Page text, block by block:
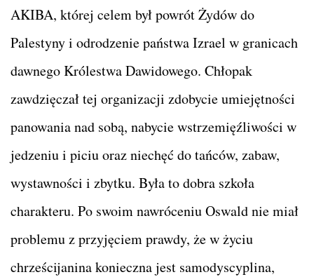
AKIBA, której celem był powrót Żydów do
Palestyny i odrodzenie państwa Izrael w granicach
dawnego Królestwa Dawidowego. Chłopak
zawdzięczał tej organizacji zdobycie umiejętności
panowania nad sobą, nabycie wstrzemięźliwości w
jedzeniu i piciu oraz niechęć do tańców, zabaw,
wystawności i zbytku. Była to dobra szkoła
charakteru. Po swoim nawróceniu Oswald nie miał
problemu z przyjęciem prawdy, że w życiu
chrześcijanina konieczna jest samodyscyplina,